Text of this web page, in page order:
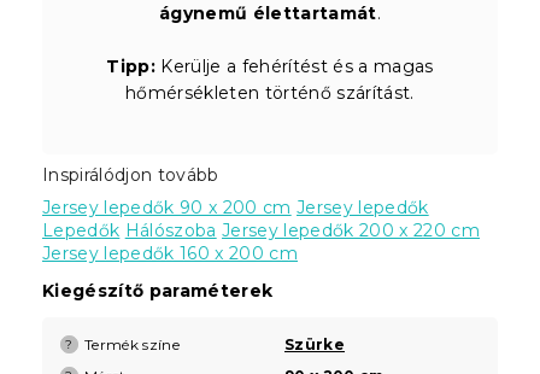
ágynemű élettartamát.
Tipp: Kerülje a fehérítést és a magas
hőmérsékleten történő szárítást.
Inspirálódjon tovább
Jersey lepedők 90 x 200 cm Jersey lepedők
Lepedők Hálószoba Jersey lepedők 200 x 220 cm
Jersey lepedők 160 x 200 cm
Kiegészítő paraméterek
? Termék színe Szürke